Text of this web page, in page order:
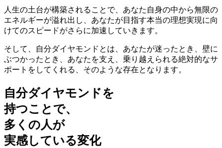
人生の土台が構築されることで、あなた自身の中から無限の
エネルギーが溢れ出し、あなたが目指す本当の理想実現に向
けてのスピードがさらに加速していきます。
そして、自分ダイヤモンドとは、あなたが迷ったとき、壁に
ぶつかったとき、あなたを支え、乗り越えられる絶対的なサ
ポートをしてくれる、 そのような存在となります。
自分ダイヤモンドを
持つことで、
多くの人が
実感している変化